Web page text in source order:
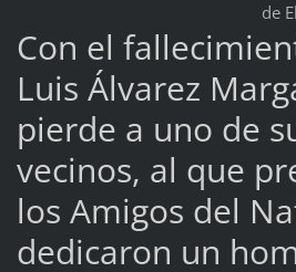
de
Con el
Luis Álvarez
pierde a uno de
vecinos, al que
los Amigos del
dedicaron un